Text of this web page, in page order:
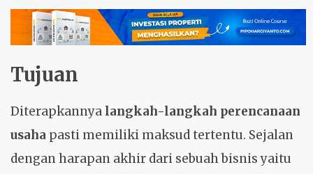
Tujuan
Diterapkannya langkah-langkah perencanaan
usaha pasti memiliki maksud tertentu. Sejalan
dengan harapan akhir dari sebuah bisnis yaitu